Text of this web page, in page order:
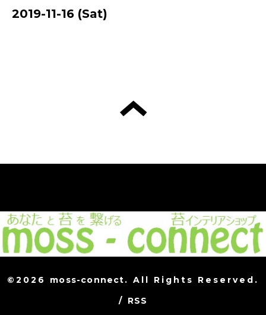
2019-11-16 (Sat)
©2026 moss-connect. All Rights Reserved.
/ RSS